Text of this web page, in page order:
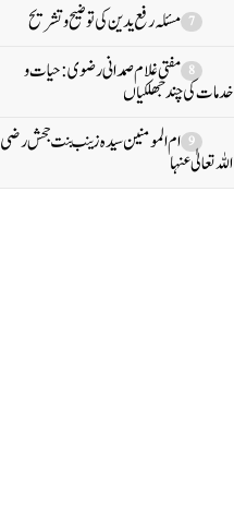
7 مسئلہ رفع یدین کی توضیح و تشریح
8 مفتی غلام صمدانی رضوی:حیات و
خدمات کی چند جھلکیاں
9 ام المومنین سیدہ زینب بنت جحش رضی
اللہ تعالیٰ عنہا